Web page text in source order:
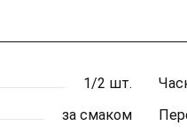
1/2 шт.
за смаком